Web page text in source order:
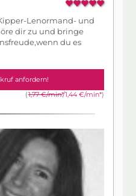
Lenormand- und
dir zu und bringe
du es
anfordern!
(1,77 €/min*/1,44 €/min*)